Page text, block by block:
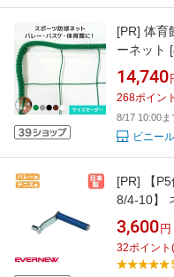
[PR] 体育
ーネット
300cm][
ポリエチ
スポーツ
ットボー
14,740
268ポイント
8/17 10:00
ビニー
[PR]
【
8/4-10】
ー用 テニ
ール用品
スポーツ
3,600 円
32ポイント (